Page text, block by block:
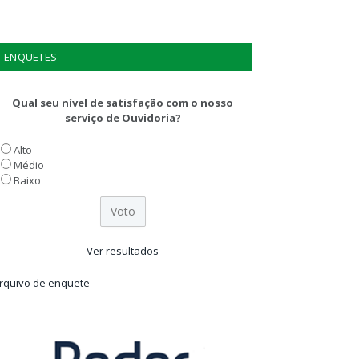
ENQUETES
Qual seu nível de satisfação com o nosso
serviço de Ouvidoria?
Alto
Médio
Baixo
Ver resultados
de enquete